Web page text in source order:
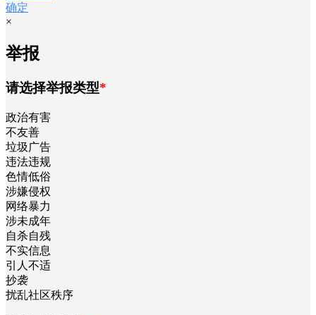
确定
×
举报
请选择举报类型*
政治有害
不友善
垃圾广告
违法违规
色情低俗
涉嫌侵权
网络暴力
涉未成年
自杀自残
不实信息
引人不适
抄袭
扰乱社区秩序